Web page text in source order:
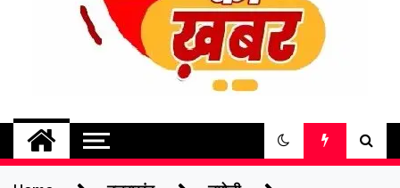
jantakikhabar